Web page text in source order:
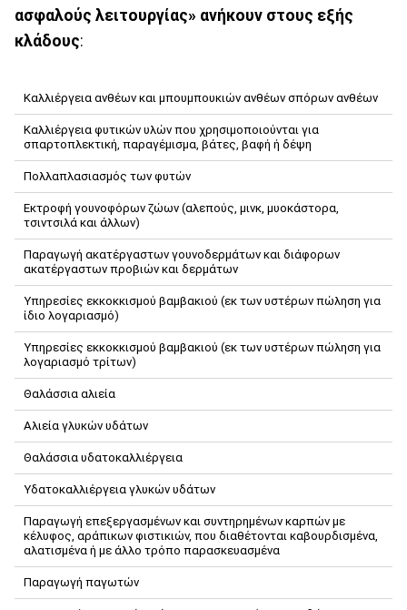
ασφαλούς λειτουργίας» ανήκουν στους εξής
κλάδους:
Καλλιέργεια ανθέων και μπουμπουκιών ανθέων σπόρων ανθέων
Καλλιέργεια φυτικών υλών που χρησιμοποιούνται για
σπαρτοπλεκτική, παραγέμισμα, βάτες, βαφή ή δέψη
Πολλαπλασιασμός των φυτών
Εκτροφή γουνοφόρων ζώων (αλεπούς, μινκ, μυοκάστορα,
τσιντσιλά και άλλων)
Παραγωγή ακατέργαστων γουνοδερμάτων και διάφορων
ακατέργαστων προβιών και δερμάτων
Υπηρεσίες εκκοκκισμού βαμβακιού (εκ των υστέρων πώληση για
ίδιο λογαριασμό)
Υπηρεσίες εκκοκκισμού βαμβακιού (εκ των υστέρων πώληση για
λογαριασμό τρίτων)
Θαλάσσια αλιεία
Αλιεία γλυκών υδάτων
Θαλάσσια υδατοκαλλιέργεια
Υδατοκαλλιέργεια γλυκών υδάτων
Παραγωγή επεξεργασμένων και συντηρημένων καρπών με
κέλυφος, αράπικων φιστικιών, που διαθέτονται καβουρδισμένα,
αλατισμένα ή με άλλο τρόπο παρασκευασμένα
Παραγωγή παγωτών